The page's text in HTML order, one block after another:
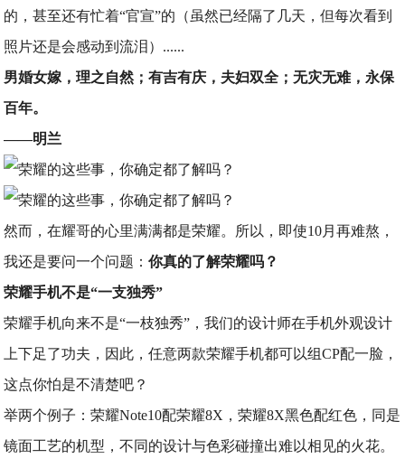
的，甚至还有忙着“官宣”的（虽然已经隔了几天，但每次看到
照片还是会感动到流泪）......
男婚女嫁，理之自然；有吉有庆，夫妇双全；无灾无难，永保
百年。
——明兰
然而，在耀哥的心里满满都是荣耀。所以，即使10月再难熬，
我还是要问一个问题：你真的了解荣耀吗？
荣耀手机不是“一支独秀”
荣耀手机向来不是“一枝独秀”，我们的设计师在手机外观设计
上下足了功夫，因此，任意两款荣耀手机都可以组CP配一脸，
这点你怕是不清楚吧？
举两个例子：荣耀Note10配荣耀8X，荣耀8X黑色配红色，同是
镜面工艺的机型，不同的设计与色彩碰撞出难以相见的火花。